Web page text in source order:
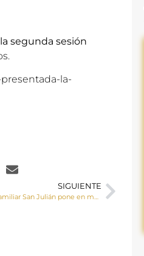
segunda sesión
la-
SIGUIENTE
El Centro de Orientación Familiar San Julián pone en marcha el itinerario formativo EDUCANDO PARA EL AMOR